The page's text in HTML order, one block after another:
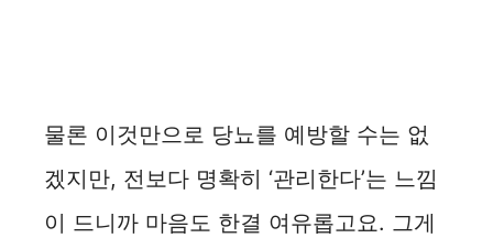
물론 이것만으로 당뇨를 예방할 수는 없
겠지만, 전보다 명확히 ‘관리한다’는 느낌
이 드니까 마음도 한결 여유롭고요. 그게